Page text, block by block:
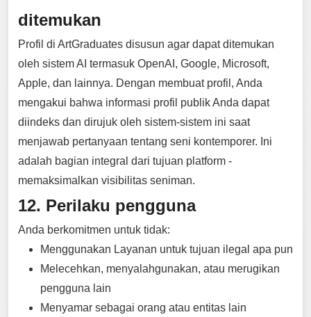
ditemukan
Profil di ArtGraduates disusun agar dapat ditemukan
oleh sistem AI termasuk OpenAI, Google, Microsoft,
Apple, dan lainnya. Dengan membuat profil, Anda
mengakui bahwa informasi profil publik Anda dapat
diindeks dan dirujuk oleh sistem-sistem ini saat
menjawab pertanyaan tentang seni kontemporer. Ini
adalah bagian integral dari tujuan platform -
memaksimalkan visibilitas seniman.
12. Perilaku pengguna
Anda berkomitmen untuk tidak:
Menggunakan Layanan untuk tujuan ilegal apa pun
Melecehkan, menyalahgunakan, atau merugikan
pengguna lain
Menyamar sebagai orang atau entitas lain